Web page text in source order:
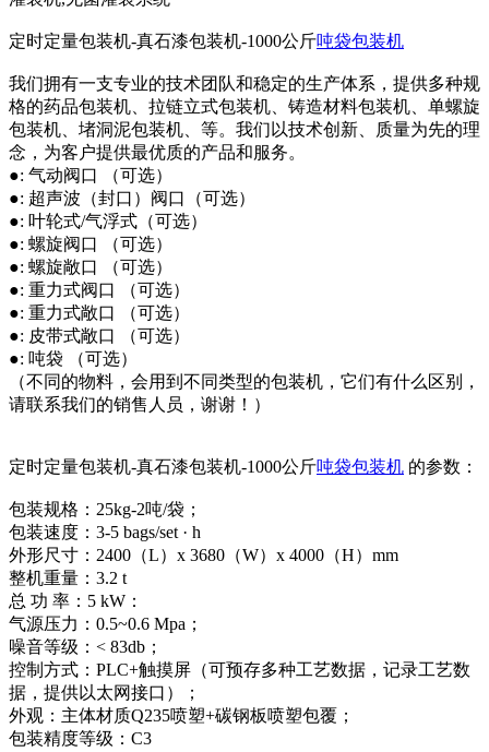
定时定量包装机-真石漆包装机-1000公斤吨袋包装机
我们拥有一支专业的技术团队和稳定的生产体系，提供多种规
格的药品包装机、拉链立式包装机、铸造材料包装机、单螺旋
包装机、堵洞泥包装机、等。我们以技术创新、质量为先的理
念，为客户提供最优质的产品和服务。
●: 气动阀口 （可选）
●: 超声波（封口）阀口（可选）
●: 叶轮式/气浮式（可选）
●: 螺旋阀口 （可选）
●: 螺旋敞口 （可选）
●: 重力式阀口 （可选）
●: 重力式敞口 （可选）
●: 皮带式敞口 （可选）
●: 吨袋 （可选）
（不同的物料，会用到不同类型的包装机，它们有什么区别，
请联系我们的销售人员，谢谢！）
定时定量包装机-真石漆包装机-1000公斤吨袋包装机 的参数：
包装规格：25kg-2吨/袋；
包装速度：3-5 bags/set · h
外形尺寸：2400（L）x 3680（W）x 4000（H）mm
整机重量：3.2 t
总 功 率：5 kW：
气源压力：0.5~0.6 Mpa；
噪音等级：< 83db；
控制方式：PLC+触摸屏（可预存多种工艺数据，记录工艺数
据，提供以太网接口）；
外观：主体材质Q235喷塑+碳钢板喷塑包覆；
包装精度等级：C3